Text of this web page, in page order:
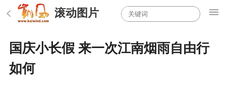
滚动图片
国庆小长假 来一次江南烟雨自由行
如何